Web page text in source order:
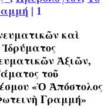
| 1
καὶ
Ἀξιῶν,
τοῦ
«Ὁ Ἀπόστολος
Γραμμή»